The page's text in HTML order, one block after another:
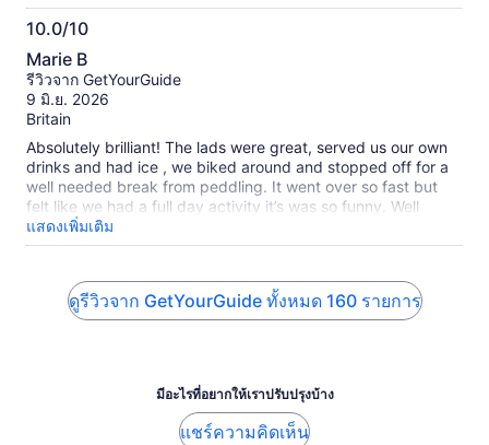
10.0/10
10.0
จาก
10
Marie B
รีวิวจาก GetYourGuide
9 มิ.ย. 2026
Britain
Absolutely brilliant! The lads were great, served us our own
drinks and had ice , we biked around and stopped off for a
well needed break from peddling. It went over so fast but
felt like we had a full day activity it’s was so funny. Well
worth the £22 pp we would definitely do it again when we
return. Definitely gets you in the mood for going out too!
แสดงเพิ่มเติม
ดูรีวิวจาก GetYourGuide ทั้งหมด 160 รายการ
มีอะไรที่อยากให้เราปรับปรุงบ้าง
แชร์ความคิดเห็น